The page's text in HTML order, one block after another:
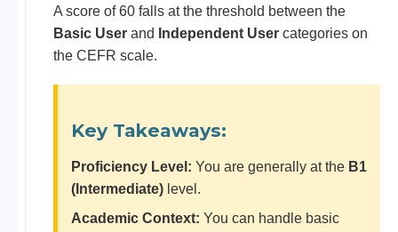
A score of 60 falls at the threshold between the
Basic User and Independent User categories on
the CEFR scale.
Key Takeaways:
Proficiency Level: You are generally at the B1
(Intermediate) level.
Academic Context: You can handle basic